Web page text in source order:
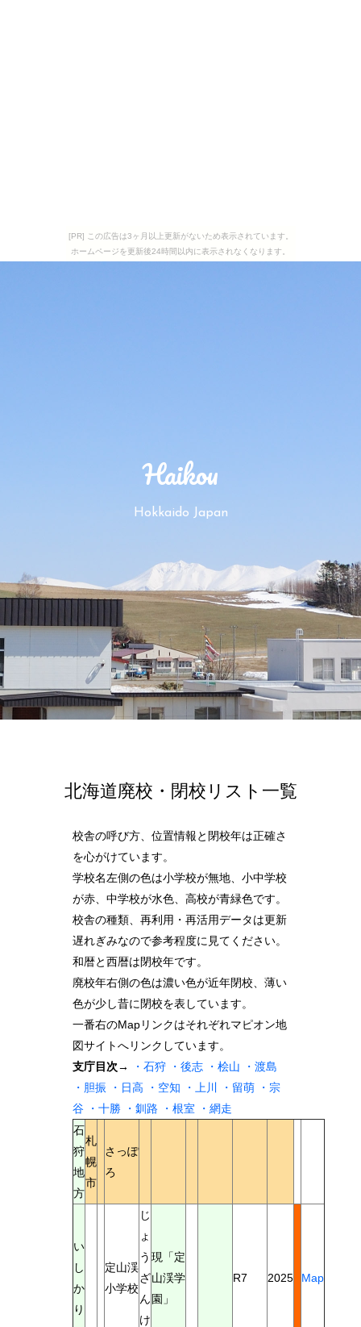
[PR] この広告は3ヶ月以上更新がないため表示されています。
ホームページを更新後24時間以内に表示されなくなります。
Haikou
Hokkaido Japan
北海道廃校・閉校リスト一覧
校舎の呼び方、位置情報と閉校年は正確さ
を心がけています。
学校名左側の色は小学校が無地、小中学校
が赤、中学校が水色、高校が青緑色です。
校舎の種類、再利用・再活用データは更新
遅れぎみなので参考程度に見てください。
和暦と西暦は閉校年です。
廃校年右側の色は濃い色が近年閉校、薄い
色が少し昔に閉校を表しています。
一番右のMapリンクはそれぞれマピオン地
図サイトへリンクしています。
支庁目次→
・石狩 ・後志 ・桧山
・渡島
・胆振
・日高 ・空知 ・上川 ・留萌
・宗
谷
・十勝 ・釧路 ・根室
・網走
石
狩
地
方
札
幌
市
さっぽ
ろ
い
し
か
り
定山渓
小学校
じ
ょ
う
ざ
ん
け
現「定
山渓学
園」
R7 2025 Map